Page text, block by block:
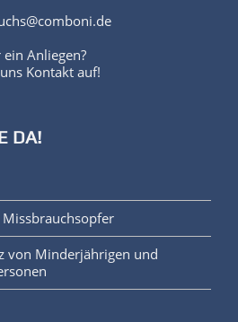
Anliegen?
Kontakt auf!
DA!
von Minderjährigen und